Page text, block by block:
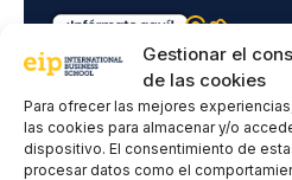
Gestionar el
de las cookies
Para ofrecer las mejores
las cookies para almacenar y/o
dispositivo. El consentimiento de
procesar datos como el
*
Deja un comentario